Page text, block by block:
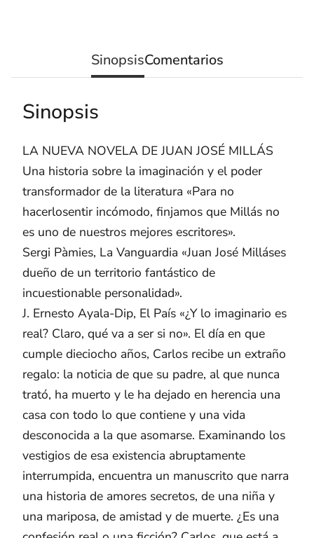
SinopsisComentarios
Sinopsis
LA NUEVA NOVELA DE JUAN JOSÉ MILLÁS
Una historia sobre la imaginación y el poder
transformador de la literatura «Para no
hacerlosentir incómodo, finjamos que Millás no
es uno de nuestros mejores escritores».
Sergi Pàmies, La Vanguardia «Juan José Milláses
dueño de un territorio fantástico de
incuestionable personalidad».
J. Ernesto Ayala-Dip, El País «¿Y lo imaginario es
real? Claro, qué va a ser si no». El día en que
cumple dieciocho años, Carlos recibe un extraño
regalo: la noticia de que su padre, al que nunca
trató, ha muerto y le ha dejado en herencia una
casa con todo lo que contiene y una vida
desconocida a la que asomarse. Examinando los
vestigios de esa existencia abruptamente
interrumpida, encuentra un manuscrito que narra
una historia de amores secretos, de una niña y
una mariposa, de amistad y de muerte. ¿Es una